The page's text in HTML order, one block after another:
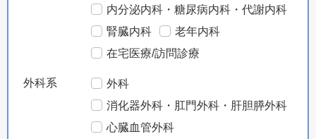
内分泌内科・糖尿病内科・代謝内科
腎臓内科
老年内科
在宅医療/訪問診療
外科系
外科
消化器外科・肛門外科・肝胆膵外科
心臓血管外科